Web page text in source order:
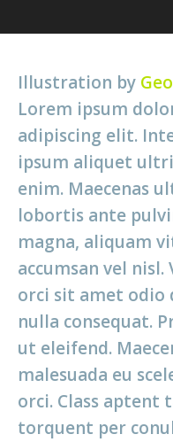
Illustration by
Lorem ipsum
adipiscing elit.
ipsum aliquet
enim. Maecenas
lobortis ante
magna, aliquam
accumsan vel
orci sit amet odio
nulla consequat.
ut eleifend.
malesuada eu
orci. Class aptent
torquent per